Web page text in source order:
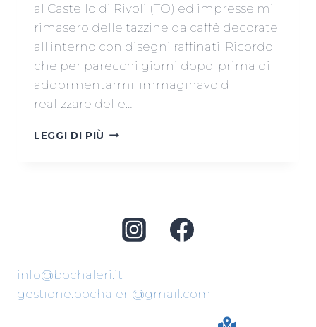
al Castello di Rivoli (TO) ed impresse mi
rimasero delle tazzine da caffè decorate
all’interno con disegni raffinati. Ricordo
che per parecchi giorni dopo, prima di
addormentarmi, immaginavo di
realizzare delle…
LEGGI DI PIÙ NADIA
info@bochaleri.it
gestione.bochaleri@gmail.com